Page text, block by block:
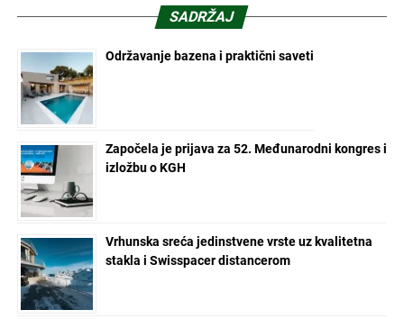
SADRŽAJ
Održavanje bazena i praktični saveti
Započela je prijava za 52. Međunarodni kongres i
izložbu o KGH
Vrhunska sreća jedinstvene vrste uz kvalitetna
stakla i Swisspacer distancerom